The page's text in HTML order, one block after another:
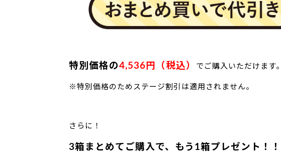
特別価格の4,536円（税込） でご購入いただけます。
※特別価格のためステージ割引は適用されません。
さらに！
3箱まとめてご購入で、もう1箱プレゼント！！